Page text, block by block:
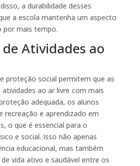
a durabilidade desses
a escola mantenha um aspecto
por mais tempo.
Atividades ao
proteção social permitem que as
ao ar livre com mais
adequada, os alunos
recreação e aprendizado em
o que é essencial para o
e social. Isso não apenas
educacional, mas também
vida ativo e saudável entre os